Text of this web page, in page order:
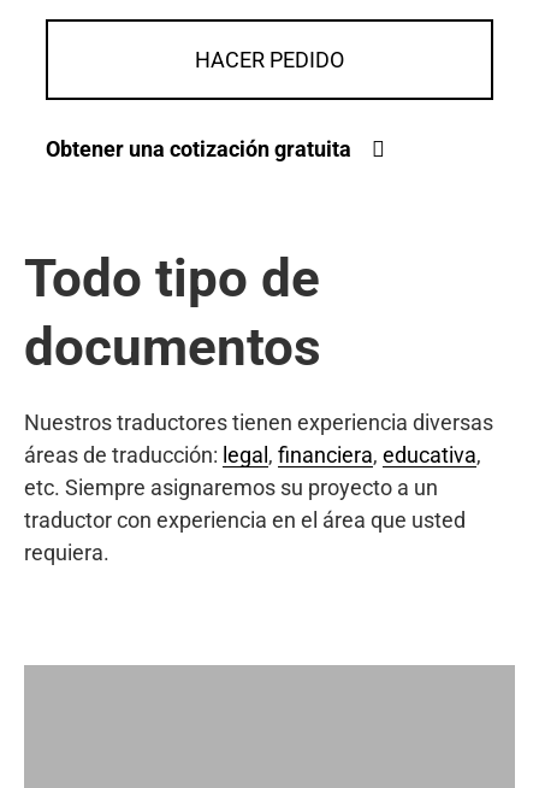
HACER PEDIDO
Obtener una cotización gratuita
Todo tipo de
documentos
Nuestros traductores tienen experiencia diversas
áreas de traducción: legal , financiera, educativa,
etc. Siempre asignaremos su proyecto a un
traductor con experiencia en el área que usted
requiera.